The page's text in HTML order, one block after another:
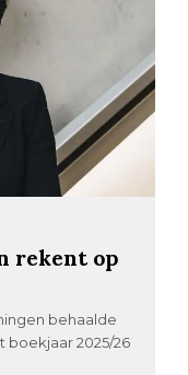
rekent op
behaalde
boekjaar 2025/26